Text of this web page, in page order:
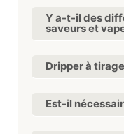
Y a-t-il des
saveurs et
Dripper à
Est-il